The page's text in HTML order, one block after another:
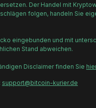
Der Handel mit
folgen, handeln Sie
eingebunden und mit
Stand abweichen.
Disclaimer finden Sie hier
support@bitcoin-kurier.de